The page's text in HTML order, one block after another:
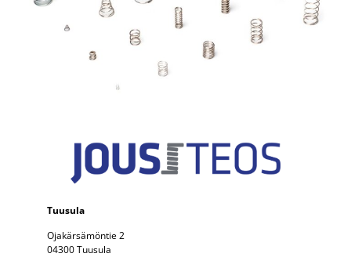
Tuusula
Ojakärsämöntie 2
04300 Tuusula